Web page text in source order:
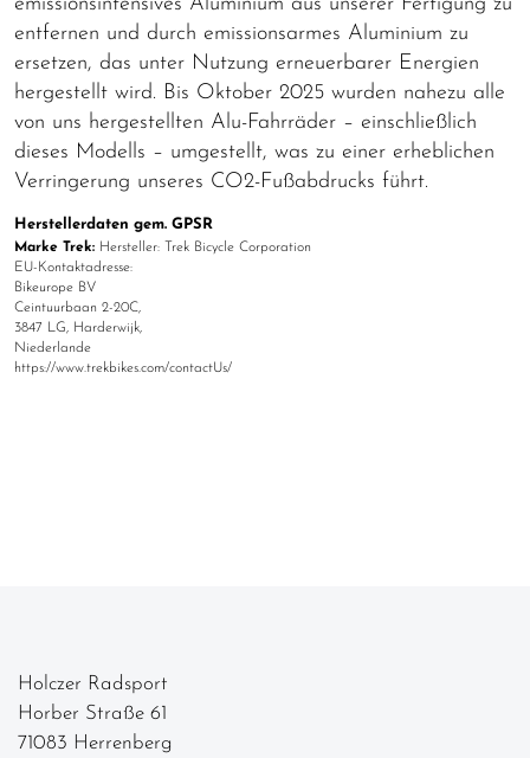
entfernen und durch emissionsarmes Aluminium zu
ersetzen, das unter Nutzung erneuerbarer Energien
hergestellt wird. Bis Oktober 2025 wurden nahezu alle
von uns hergestellten Alu-Fahrräder – einschließlich
dieses Modells – umgestellt, was zu einer erheblichen
Verringerung unseres CO2-Fußabdrucks führt.
Herstellerdaten gem. GPSR
Marke Trek: Hersteller: Trek Bicycle Corporation
EU-Kontaktadresse:
Bikeurope BV
Ceintuurbaan 2-20C,
3847 LG, Harderwijk,
Niederlande
https://www.trekbikes.com/contactUs/
Holczer Radsport
Horber Straße 61
71083 Herrenberg